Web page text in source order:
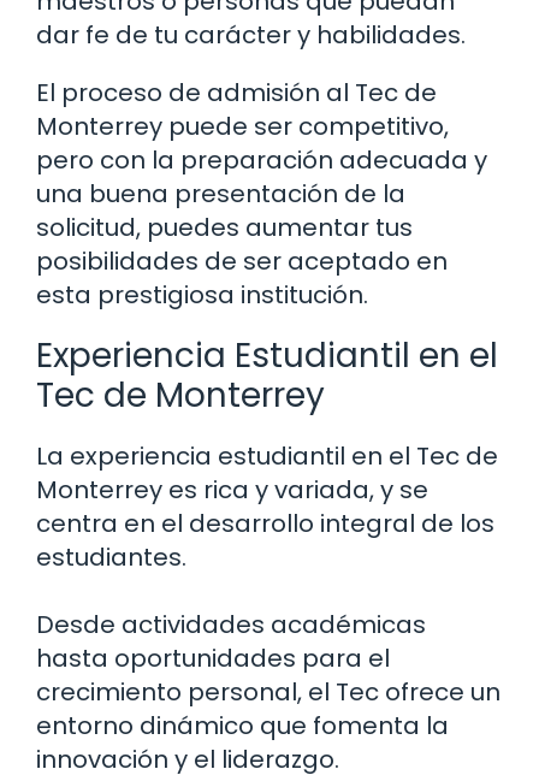
dar fe de tu carácter y habilidades.
El proceso de admisión al Tec de
Monterrey puede ser competitivo,
pero con la preparación adecuada y
una buena presentación de la
solicitud, puedes aumentar tus
posibilidades de ser aceptado en
esta prestigiosa institución.
Experiencia Estudiantil en el
Tec de Monterrey
La experiencia estudiantil en el Tec de
Monterrey es rica y variada, y se
centra en el desarrollo integral de los
estudiantes.
Desde actividades académicas
hasta oportunidades para el
crecimiento personal, el Tec ofrece un
entorno dinámico que fomenta la
innovación y el liderazgo.